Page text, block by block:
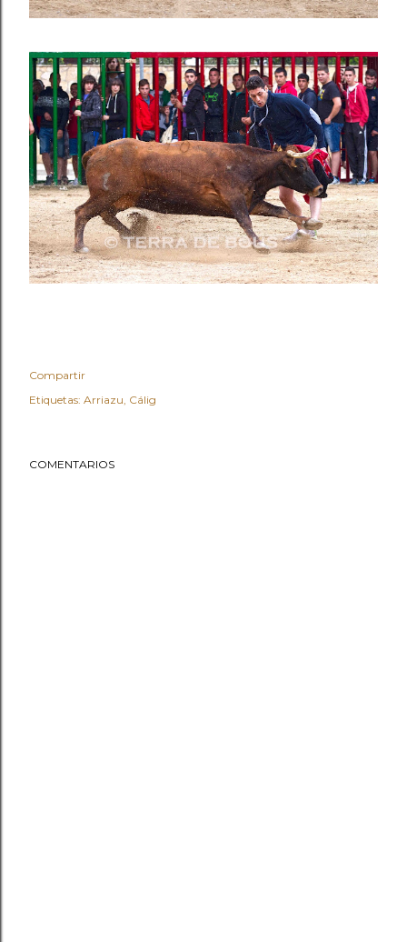
Compartir
Etiquetas: Arriazu Cálig
COMENTARIOS